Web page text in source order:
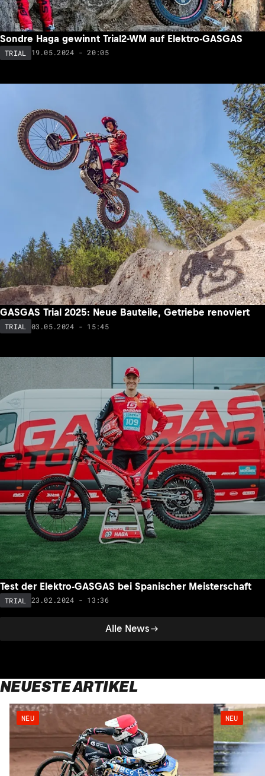
Alle News
Sondre Haga gewinnt Trial2-WM auf Elektro-GASGAS
TRIAL 19.05.2024 - 20:05
GASGAS Trial 2025: Neue Bauteile, Getriebe renoviert
TRIAL 03.05.2024 - 15:45
Test der Elektro-GASGAS bei Spanischer Meisterschaft
TRIAL 23.02.2024 - 13:36
NEUESTE ARTIKEL
NEU NEU